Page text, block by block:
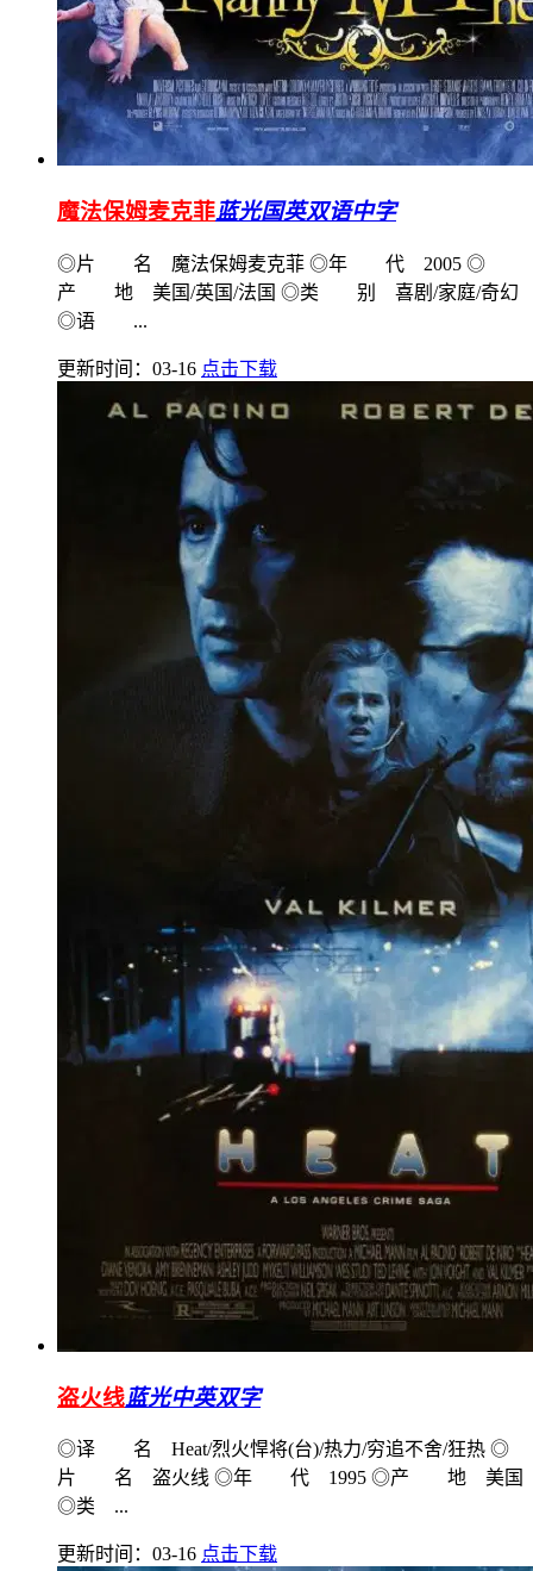
魔法保姆麦克菲蓝光国英双语中字
◎片 名 魔法保姆麦克菲 ◎年 代 2005 ◎
产 地 美国/英国/法国 ◎类 别 喜剧/家庭/奇幻
◎语 ...
更新时间：03-16 点击下载
盗火线蓝光中英双字
◎译 名 Heat/烈火悍将(台)/热力/穷追不舍/狂热 ◎
片 名 盗火线 ◎年 代 1995 ◎产 地 美国
◎类 ...
更新时间：03-16 点击下载